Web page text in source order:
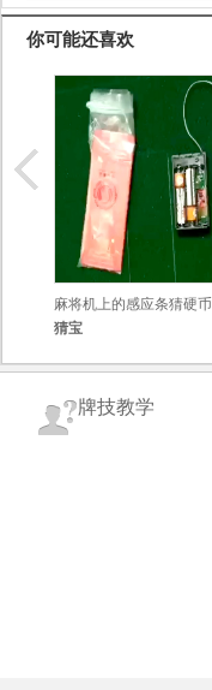
你可能还喜欢
麻将机上的感应条猜硬币
猜宝
牌技教学